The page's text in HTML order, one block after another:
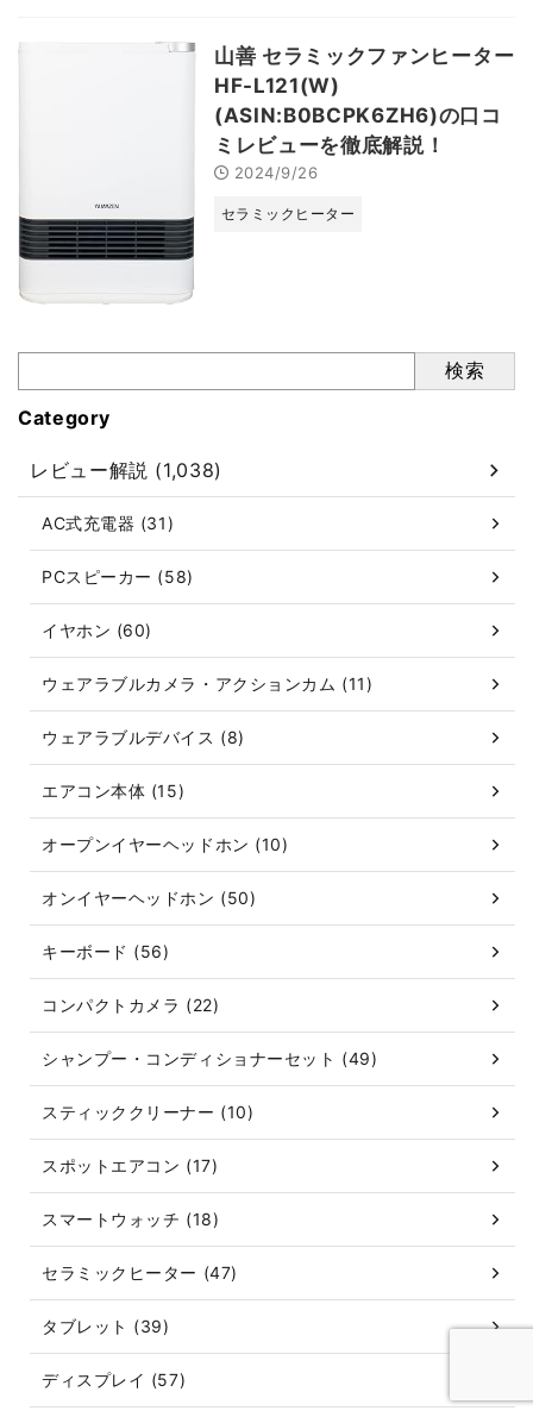
山善 セラミックファンヒーター
HF-L121(W)
(ASIN:B0BCPK6ZH6)の口コ
ミレビューを徹底解説！
2024/9/26
セラミックヒーター
検索
Category
レビュー解説 (1,038)
AC式充電器 (31)
PCスピーカー (58)
イヤホン (60)
ウェアラブルカメラ・アクションカム (11)
ウェアラブルデバイス (8)
エアコン本体 (15)
オープンイヤーヘッドホン (10)
オンイヤーヘッドホン (50)
キーボード (56)
コンパクトカメラ (22)
シャンプー・コンディショナーセット (49)
スティッククリーナー (10)
スポットエアコン (17)
スマートウォッチ (18)
セラミックヒーター (47)
タブレット (39)
ディスプレイ (57)